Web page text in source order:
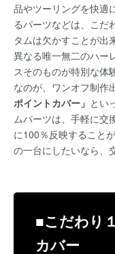
品やツーリングを快適
るパーツなどは、こだ
タムは欠かすことが出
異なる唯一無二のハー
スそのものが特別な体
なのが、ワンオフ制作
ポイントカバー」 とい
ムパーツは、手軽に交
に100％反映すること
の一台にしたいなら、
■こだわり
カバー